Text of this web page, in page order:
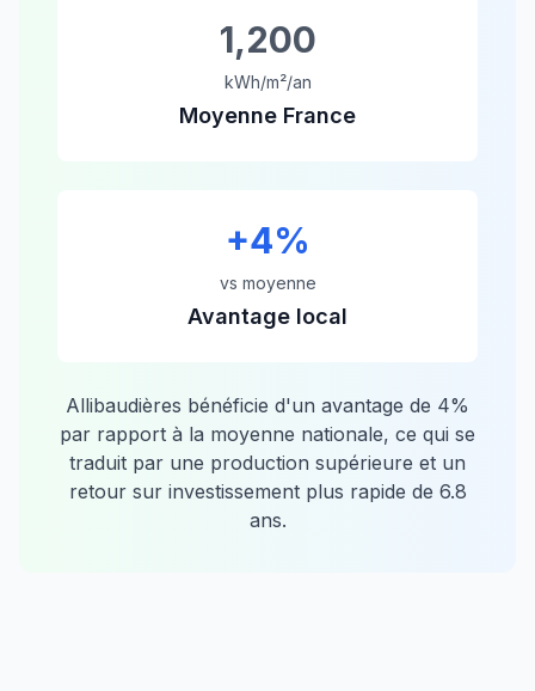
1,200
kWh/m²/an
Moyenne France
+4%
vs moyenne
Avantage local
Allibaudières bénéficie d'un avantage de 4%
par rapport à la moyenne nationale, ce qui se
traduit par une production supérieure et un
retour sur investissement plus rapide de 6.8
ans.